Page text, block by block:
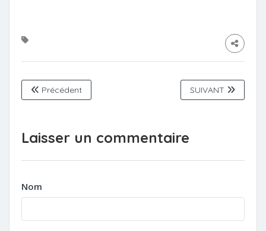
Précédent SUIVANT
Laisser un commentaire
Nom